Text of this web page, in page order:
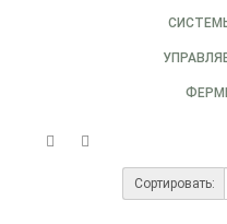
Сортировать: